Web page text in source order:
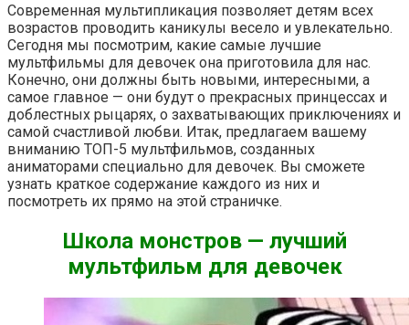
Современная мультипликация позволяет детям всех
возрастов проводить каникулы весело и увлекательно.
Сегодня мы посмотрим, какие самые лучшие
мультфильмы для девочек она приготовила для нас.
Конечно, они должны быть новыми, интересными, а
самое главное — они будут о прекрасных принцессах и
доблестных рыцарях, о захватывающих приключениях и
самой счастливой любви. Итак, предлагаем вашему
вниманию ТОП-5 мультфильмов, созданных
аниматорами специально для девочек. Вы сможете
узнать краткое содержание каждого из них и
посмотреть их прямо на этой страничке.
Школа монстров — лучший
мультфильм для девочек